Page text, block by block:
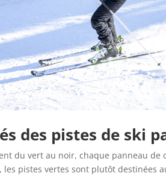
des pistes de ski
du vert au noir, chaque panneau de
pistes vertes sont plutôt destinées